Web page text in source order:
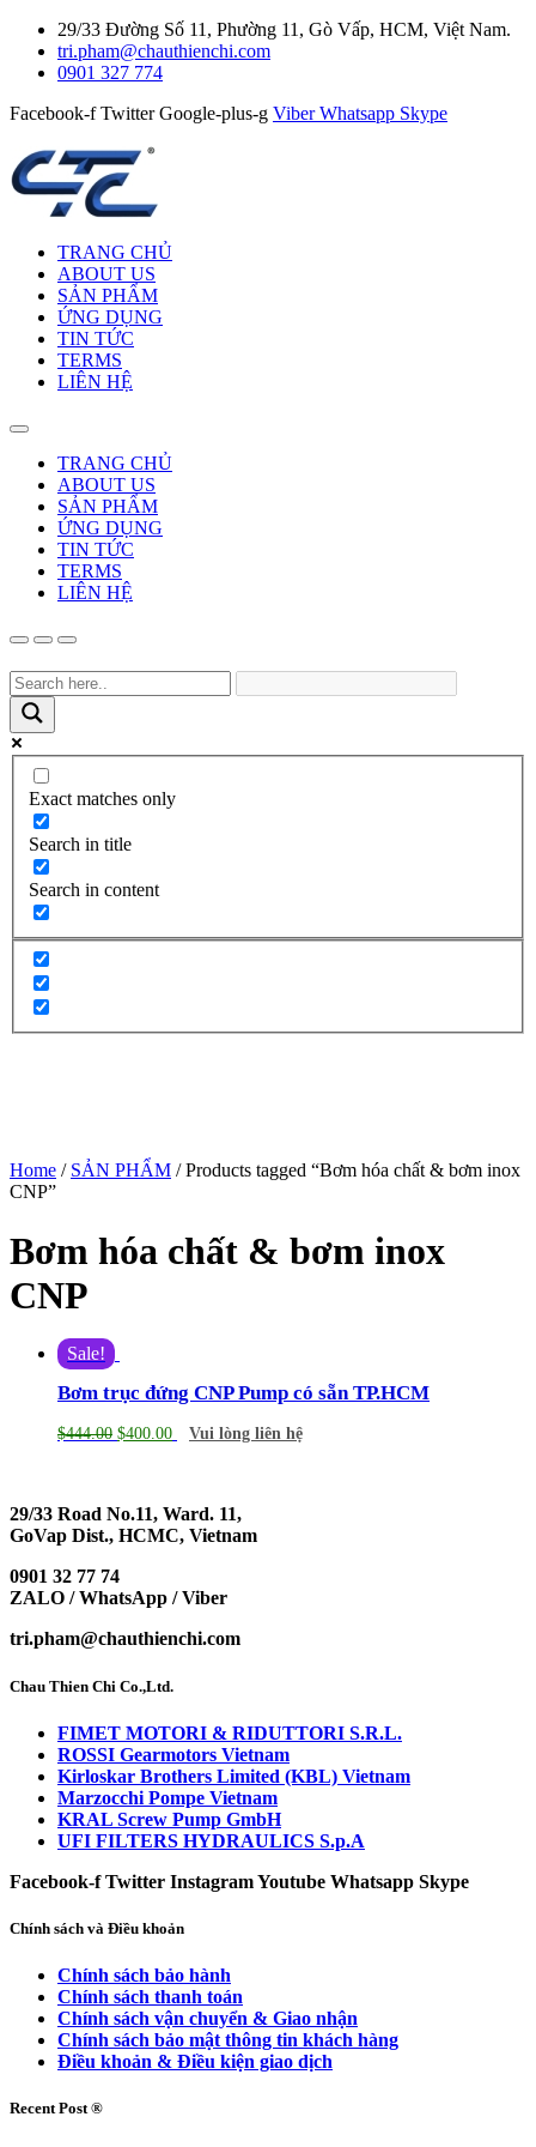
29/33 Đường Số 11, Phường 11, Gò Vấp, HCM, Việt Nam.
tri.pham@chauthienchi.com
0901 327 774
Facebook-f Twitter Google-plus-g Viber Whatsapp Skype
TRANG CHỦ
ABOUT US
SẢN PHẨM
ỨNG DỤNG
TIN TỨC
TERMS
LIÊN HỆ
TRANG CHỦ
ABOUT US
SẢN PHẨM
ỨNG DỤNG
TIN TỨC
TERMS
LIÊN HỆ
Exact matches only
Search in title
Search in content
Home / SẢN PHẨM / Products tagged “Bơm hóa chất & bơm inox
CNP”
Bơm hóa chất & bơm inox
CNP
Sale!
Bơm trục đứng CNP Pump có sẵn TP.HCM
$444.00 $400.00 Vui lòng liên hệ
29/33 Road No.11, Ward. 11,
GoVap Dist., HCMC, Vietnam
0901 32 77 74
ZALO / WhatsApp / Viber
tri.pham@chauthienchi.com
Chau Thien Chi Co.,Ltd.
FIMET MOTORI & RIDUTTORI S.R.L.
ROSSI Gearmotors Vietnam
Kirloskar Brothers Limited (KBL) Vietnam
Marzocchi Pompe Vietnam
KRAL Screw Pump GmbH
UFI FILTERS HYDRAULICS S.p.A
Facebook-f Twitter InstagramYoutube Whatsapp Skype
Chính sách và Điều khoản
Chính sách bảo hành
Chính sách thanh toán
Chính sách vận chuyển & Giao nhận
Chính sách bảo mật thông tin khách hàng
Điều khoản & Điều kiện giao dịch
Recent Post ®